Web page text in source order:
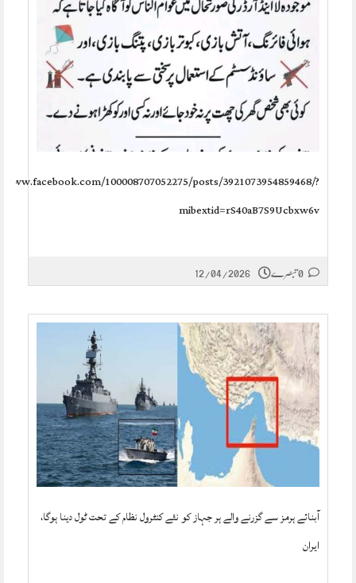
100008707052275/posts/3921073954859468/?
mibextid=rS40aB7S9Ucbxw6v
12/04/2026
آبنائے ہرمز سے گزرنے والے ہر جہاز کو نئے کنٹرول نظام کے تحت ٹول دینا ہوگا،
ایران